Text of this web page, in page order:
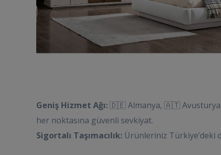
Geniş Hizmet Ağı:🇩🇪 Almanya, 🇦🇹
her noktasına güvenli sevkiyat.
Sigortalı Taşımacılık: Ürünleriniz Türkiye’deki